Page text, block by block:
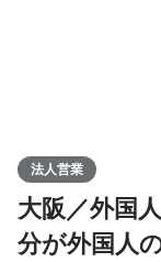
法人営業
大阪／外国
分が外国人